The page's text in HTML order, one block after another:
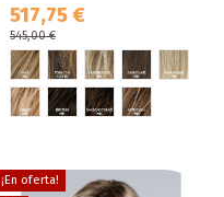
517,75 €
545,00 €
¡En oferta!